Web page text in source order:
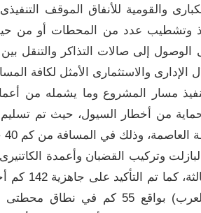
والقومية للأنفاق الموقف
وتشطيب عدد من المحطات أو من
إلى صالات التذاكر والتنقل بين
والاستثمارى الأمثل لكافة
تنفيذ مسار المشروع وما يشمله من
من أخطار السيول، حيث تم
وتركيب القضبان وأعمدة الكاتنيرى
بعدها تنفيذ الأعمال
لتسليمها لتحالف (سيمنز/ أوراسكوم/ المقاولون العرب)